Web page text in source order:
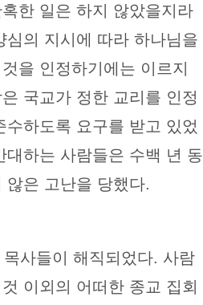
한 일은 하지 않았을지라
심의 지시에 따라 하나님을
을 인정하기에는 이르지
국교가 정한 교리를 인정
하도록 요구를 받고 있었
대하는 사람들은 수백 년 동
않은 고난을 당했다.
사들이 해직되었다. 사람
이외의 어떠한 종교 집회